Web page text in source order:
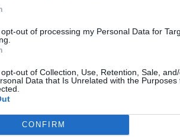
out of processing my Personal Data for
out of Collection, Use, Retention, Sale,
Data that Is Unrelated with the Purposes
CONFIRM
Albavičiūtė-Bandita.